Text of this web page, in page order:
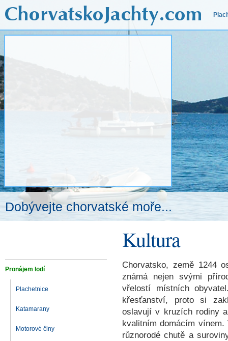
Dobývejte chorvatské moře...
Kultura
Pronájem lodí
Plachetnice
Katamarany
Motorové člny
Chorvatsko, země 1244
známá nejen svými
vřelostí místních
křesťanství, proto si
oslavují v kruzích rodiny
kvalitním domácím
různorodé chutě a